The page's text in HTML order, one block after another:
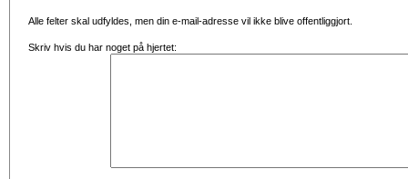
Alle felter skal udfyldes, men din e-mail-adresse vil ikke blive offentliggjort.
Skriv hvis du har noget på hjertet: